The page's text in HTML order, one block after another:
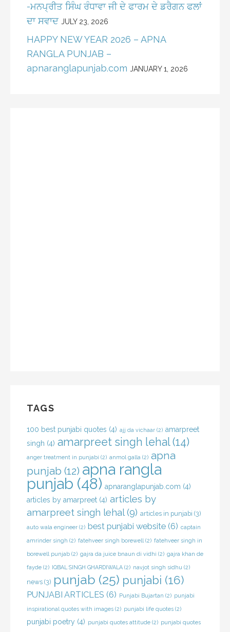
-ਮਨਪ੍ਰੀਤ ਸਿੰਘ ਰੰਧਾਵਾ ਜੀ ਦੇ ਫਾਰਮ ਦੇ ਡਰੈਗਨ ਫਲਾਂ
ਦਾ ਸਵਾਦ JULY 23, 2026
HAPPY NEW YEAR 2026 – APNA
RANGLA PUNJAB –
apnaranglapunjab.com JANUARY 1, 2026
TAGS
100 best punjabi quotes (4) ajj da vichaar (2) amarpreet
singh (4) amarpreet singh lehal(14)
anger treatment in punjabi (2) anmol galla (2) apna
punjab (12) apna rangla
punjab (48) apnaranglapunjab.com (4)
articles by amarpreet (4) articles by
amarpreet singh lehal(9) articles in punjabi (3)
auto wala engineer (2) best punjabi website (6) captain
amrinder singh (2) fatehveer singh borewell (2) fatehveer singh in
borewell punjab (2) gajra da juice bnaun di vidhi (2) gajra khan de
fayde (2) IQBAL SINGH GHARDIWALA (2) navjot singh sidhu (2)
news (3) punjab (25) punjabi (16)
PUNJABI ARTICLES (6) Punjabi Bujartan (2) punjabi
inspirational quotes with images (2) punjabi life quotes (2)
punjabi poetry (4) punjabi quotes attitude (2) punjabi quotes